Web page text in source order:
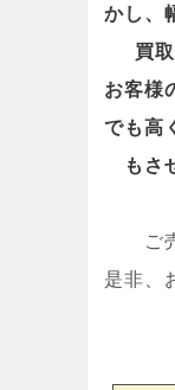
かし、
買
お客様
でも高
もさ
ご
是非、